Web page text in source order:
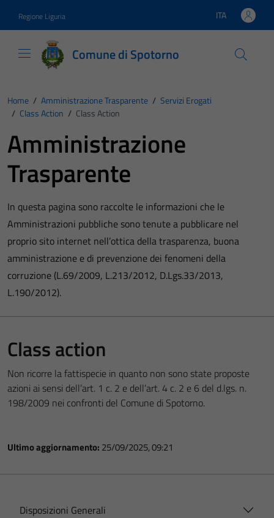
Regione Liguria Lingua attiva:
ITA
Comune di Spotorno
Home / Amministrazione Trasparente / Servizi Erogati
/ Class Action / Class Action
Amministrazione
Trasparente
In questa pagina sono raccolte le informazioni che le
Amministrazioni pubbliche sono tenute a pubblicare nel
proprio sito internet nell’ottica della trasparenza, buona
amministrazione e di prevenzione dei fenomeni della
corruzione (L.69/2009, L.213/2012, D.Lgs.33/2013,
L.190/2012).
Class action
Non ricorre la fattispecie in quanto non sono state proposte
azioni ai sensi dell’art. 1 c. 2 e dell’art. 4 c. 2 e 6 del d.lgs. n.
198/2009 nei confronti del Comune di Spotorno.
Ultimo aggiornamento: 25/09/2025, 09:21
Disposizioni Generali